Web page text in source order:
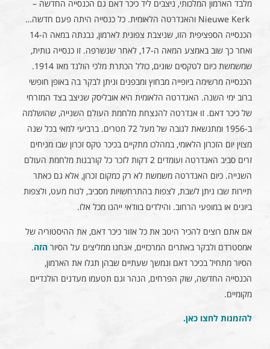
מלבד הארמון המלכותי, ניצבים ליד כיכר דאם גם הכנסייה החדשה –
Nieuwe Kerk והאנדרטה הלאומית. כל כנסייה היתה פעם חדשה…
הכנסייה הספציפית הזו, שניצבת צפונית לארמון, נבנתה במאה ה-14
ואחר כך שוב באמצע המאה ה-17, לאחר שנשרפה. זו כנסייה גותית,
שמשמשת כיום לטקסים שונים, כולל הכתרת מלכי הולנד מאז 1914.
הכנסייה מרשימה ביופייה מבחוץ ומבפנים וניתן לבקר בה באופן חופשי
ברוב ימי השנה. האנדרטה הלאומית היא אובליסק שניצב בצד המזרחי
של כיכר דאם. זו אנדרטה להנצחת מלחמת העולם השנייה, שהושלמה
ב-1956 ומתנשאת לגובה של מעל 72 מטרים. ברביעי למאי בכל שנה
מצוין יום הזכרון הלאומי, במהלכו מתקיים בכיכר טקס זכרון שבו מניחים
זרים סביב האנדרטה ועומדים 2 דקות לזכר כל קורבנות מלחמת העולם
השנייה. כיום האנדרטה משמשת לא רק כמקום זכרון, אלא גם כאתר
תיירות שבו ניתן לשבת, לצפות בהתרחשויות מסביב, לנוח מעט, ולצפות
ביונים או במופעי הרחוב. והילדים בוודאי ייהנו מכל אלו.
אם אתם רוצים להכיר היטב את כל אזור כיכר דאם, את ההיסטוריה של
אמסטרדם ולבקר באתרים המרכזיים, אנחנו ממליצים על הסיור הזה.
הסיור מתחיל בכיכר דאם ונמשך שעתיים שבהן תגלו את הארמון,
הכנסייה החדשה, שוק הפרחים, הנהר וגם תטעמו מעדנים הולנדיים
מקומיים.
להזמנות לחצו כאן.